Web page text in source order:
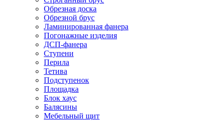
Обрезная доска
Обрезной брус
Ламинированная фанера
Погонажные изделия
ДСП-фанера
Ступени
Перила
Тетива
Подступенок
Площадка
Блок хаус
Балясины
Мебельный щит